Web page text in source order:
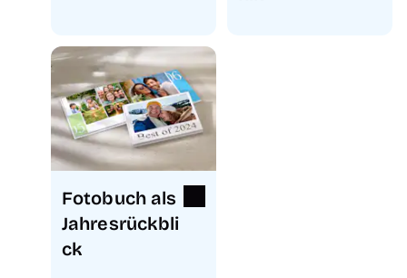
Fotobuch als
Jahresrückbli
ck